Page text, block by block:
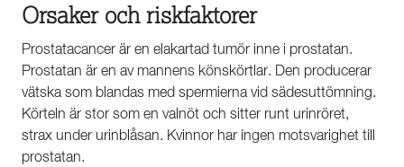
Orsaker och riskfaktorer
Prostatacancer är en elakartad tumör inne i prostatan.
Prostatan är en av mannens könskörtlar. Den producerar
vätska som blandas med spermierna vid sädesuttömning.
Körteln är stor som en valnöt och sitter runt urinröret,
strax under urinblåsan. Kvinnor har ingen motsvarighet till
prostatan.